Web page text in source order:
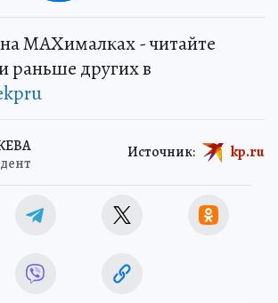
MAXималках - читайте
раньше других в
Источник: kp.ru